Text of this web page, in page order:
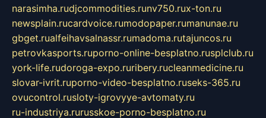
narasimha.rudjcommodities.runv750.rux-ton.ru
newsplain.rucardvoice.rumodopaper.rumanunae.ru
gbget.rualfeihavsalnassr.rumadoma.rutajuncos.ru
petrovkasports.ruporno-online-besplatno.rusplclub.ru
york-life.rudoroga-expo.ruribery.rucleanmedicine.ru
slovar-ivrit.ruporno-video-besplatno.ruseks-365.ru
ovucontrol.rusloty-igrovyye-avtomaty.ru
ru-industriya.rurusskoe-porno-besplatno.ru